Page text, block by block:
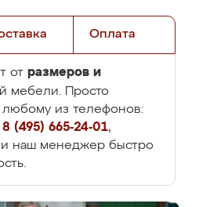
Оплата
от размеров и
мебели. Просто
любому из телефонов:
8 (495) 665-24-01,
и наш менеджер быстро